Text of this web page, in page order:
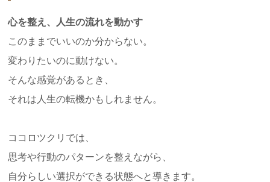
心を整え、人生の流れを動かす
このままでいいのか分からない。
変わりたいのに動けない。
そんな感覚があるとき、
それは人生の転機かもしれません。
ココロツクリでは、
思考や行動のパターンを整えながら、
自分らしい選択ができる状態へと導きます。